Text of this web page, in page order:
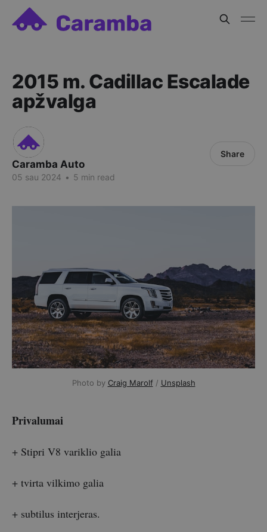
2015 m. Cadillac Escalade
apžvalga
Caramba Auto
05 sau 2024 • 5 min read
Share
Photo by Craig Marolf / Unsplash
Privalumai
+ Stipri V8 variklio galia
+ tvirta vilkimo galia
+ subtilus interjeras.